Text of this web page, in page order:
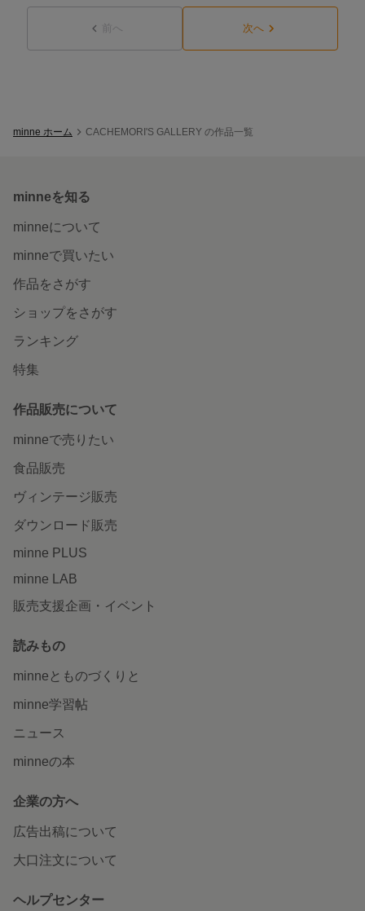
前へ 次へ
minne ホーム CACHEMORI'S GALLERY の作品一覧
minneを知る
minneについて
minneで買いたい
作品をさがす
ショップをさがす
ランキング
特集
作品販売について
minneで売りたい
食品販売
ヴィンテージ販売
ダウンロード販売
minne PLUS
minne LAB
販売支援企画・イベント
読みもの
minneとものづくりと
minne学習帖
ニュース
minneの本
企業の方へ
広告出稿について
大口注文について
ヘルプセンター